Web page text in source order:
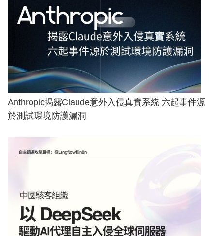
Anthropic揭露Claude意外入侵真實系統 六起事件源
於測試環境防護漏洞